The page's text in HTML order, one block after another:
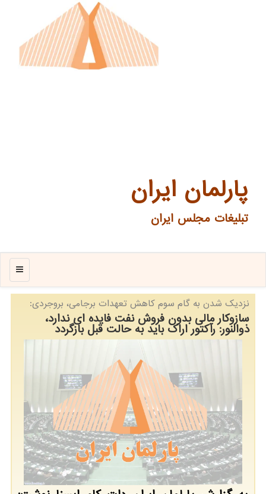
پارلمان ایران
تبلیغات مجلس ایران
منو
نزدیك شدن به گام سوم كاهش تعهدات برجامی، بروجردی:
سازوكار مالی بدون فروش نفت فایده ای ندارد،
ذوالنور: رآكتور اراك باید به حالت قبل بازگردد